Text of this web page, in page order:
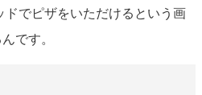
ドでピザをいただけるという画
です。